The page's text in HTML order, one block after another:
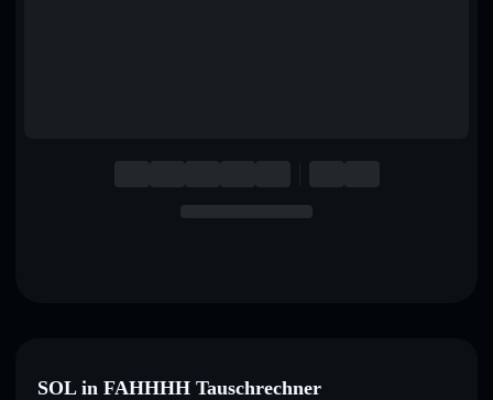
SOL in FAHHHH Tauschrechner